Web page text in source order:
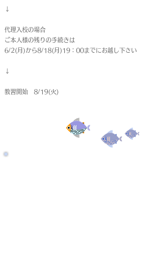
↓
代理入校の場合
ご本人様の残りの手続きは
6/2(月)から8/18(月)19：00までにお越し下さい
↓
教習開始 8/19(火)